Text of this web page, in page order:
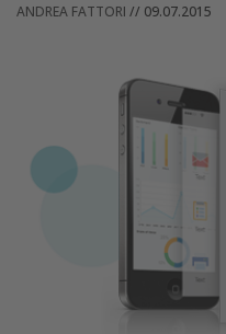
ANDREA FATTORI // 09.07.2015